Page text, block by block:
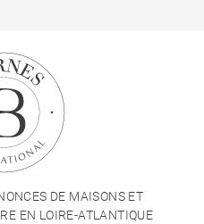
DE MAISONS ET
EN LOIRE-ATLANTIQUE